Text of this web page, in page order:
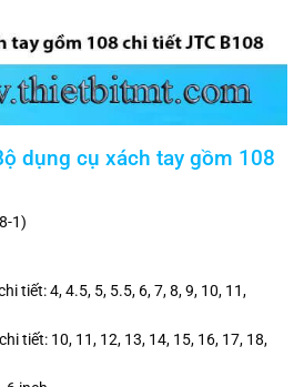
dụng cụ xách tay gồm 108
1)
tiết: 4, 4.5, 5, 5.5, 6, 7, 8, 9, 10, 11,
tiết: 10, 11, 12, 13, 14, 15, 16, 17, 18,